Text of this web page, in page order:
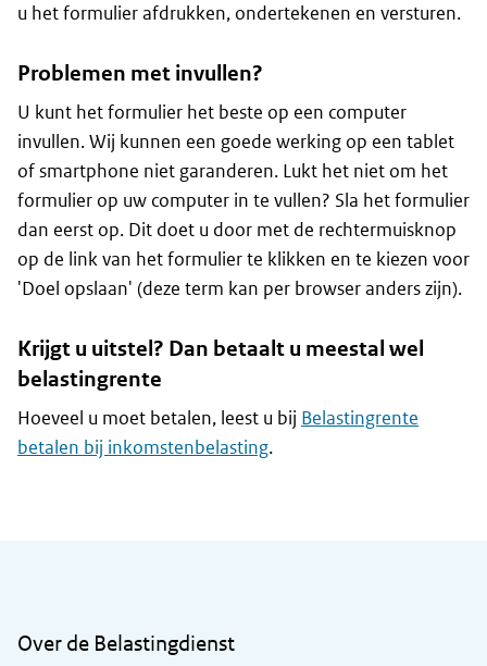
u het formulier afdrukken, ondertekenen en versturen.
Problemen met invullen?
U kunt het formulier het beste op een computer
invullen. Wij kunnen een goede werking op een tablet
of smartphone niet garanderen. Lukt het niet om het
formulier op uw computer in te vullen? Sla het formulier
dan eerst op. Dit doet u door met de rechtermuisknop
op de link van het formulier te klikken en te kiezen voor
'Doel opslaan' (deze term kan per browser anders zijn).
Krijgt u uitstel? Dan betaalt u meestal wel
belastingrente
Hoeveel u moet betalen, leest u bij Belastingrente
betalen bij inkomstenbelasting.
Over de Belastingdienst